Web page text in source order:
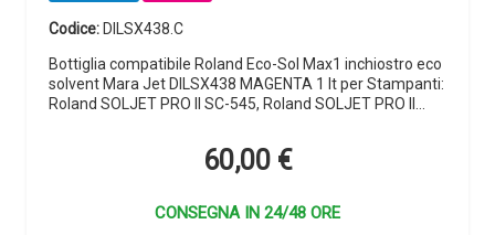
Codice: DILSX438.C
Bottiglia compatibile Roland Eco-Sol Max1 inchiostro eco
solvent Mara Jet DILSX438 MAGENTA 1 lt per Stampanti:
Roland SOLJET PRO II SC-545, Roland SOLJET PRO II…
60,00 €
CONSEGNA IN 24/48 ORE